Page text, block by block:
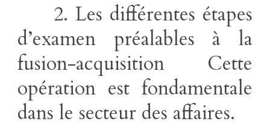
2. Les différentes étapes
d’examen préalables à la
fusion-acquisition Cette
opération est fondamentale
dans le secteur des affaires.